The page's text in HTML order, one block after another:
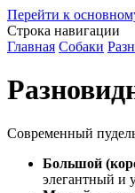
Перейти к
Строка навигации
Главная Собаки
Современный
Большой
элегантный и